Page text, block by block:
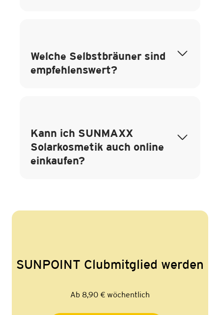
Welche Selbstbräuner sind
empfehlenswert?
Kann ich SUNMAXX
Solarkosmetik auch online
einkaufen?
SUNPOINT Clubmitglied werden
Ab 8,90 € wöchentlich